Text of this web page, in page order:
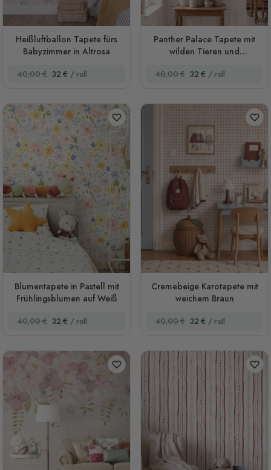
Heißluftballon Tapete fürs
Babyzimmer in Altrosa
40,00 € 32 € / roll
Panther Palace Tapete mit
wilden Tieren und
40,00 € 32 € / roll
Blumentapete in Pastell mit
Frühlingsblumen auf Weiß
40,00 € 32 € / roll
Cremebeige Karotapete mit
weichem Braun
40,00 € 32 € / roll